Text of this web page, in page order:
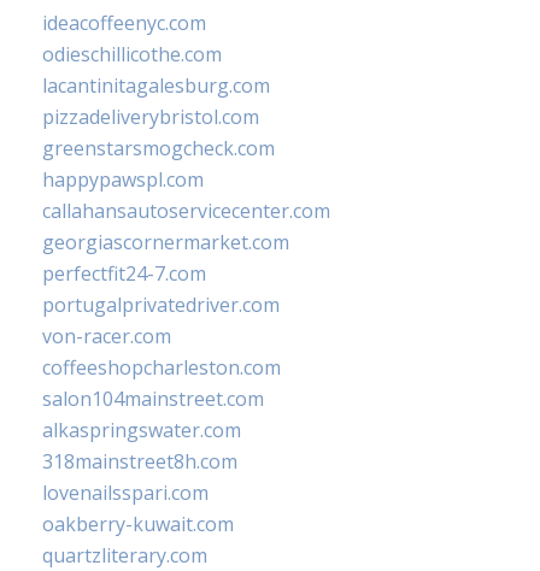
ideacoffeenyc.com
odieschillicothe.com
lacantinitagalesburg.com
pizzadeliverybristol.com
greenstarsmogcheck.com
happypawspl.com
callahansautoservicecenter.com
georgiascornermarket.com
perfectfit24-7.com
portugalprivatedriver.com
von-racer.com
coffeeshopcharleston.com
salon104mainstreet.com
alkaspringswater.com
318mainstreet8h.com
lovenailsspari.com
oakberry-kuwait.com
quartzliterary.com